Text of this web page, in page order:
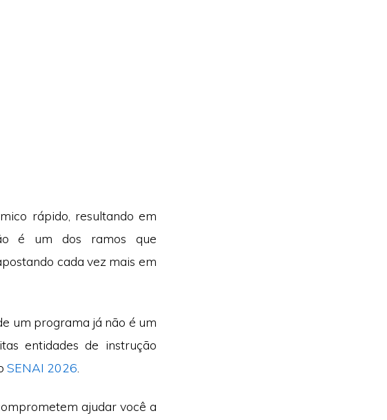
rápido, resultando em
é um dos ramos que
cada vez mais em
um programa já não é um
entidades de instrução
SENAI 2026
ajudar você a